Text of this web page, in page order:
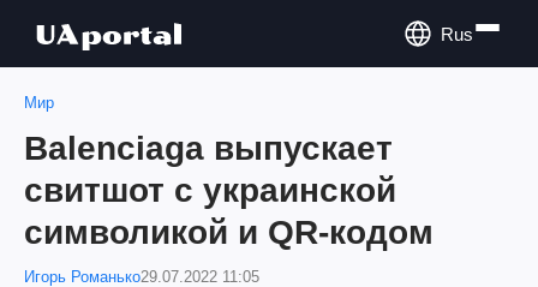
Rus
Мир
Balenciaga выпускает
свитшот с украинской
символикой и QR-кодом
Игорь Романько29.07.2022 11:05